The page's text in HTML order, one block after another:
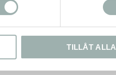
TILLÅT ALLA